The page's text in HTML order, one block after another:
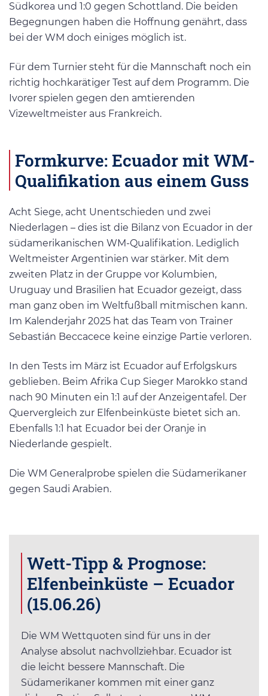
Südkorea und 1:0 gegen Schottland. Die beiden
Begegnungen haben die Hoffnung genährt, dass
bei der WM doch einiges möglich ist.
Für dem Turnier steht für die Mannschaft noch ein
richtig hochkarätiger Test auf dem Programm. Die
Ivorer spielen gegen den amtierenden
Vizeweltmeister aus Frankreich.
Formkurve: Ecuador mit WM-
Qualifikation aus einem Guss
Acht Siege, acht Unentschieden und zwei
Niederlagen – dies ist die Bilanz von Ecuador in der
südamerikanischen WM-Qualifikation. Lediglich
Weltmeister Argentinien war stärker. Mit dem
zweiten Platz in der Gruppe vor Kolumbien,
Uruguay und Brasilien hat Ecuador gezeigt, dass
man ganz oben im Weltfußball mitmischen kann.
Im Kalenderjahr 2025 hat das Team von Trainer
Sebastián Beccacece keine einzige Partie verloren.
In den Tests im März ist Ecuador auf Erfolgskurs
geblieben. Beim Afrika Cup Sieger Marokko stand
nach 90 Minuten ein 1:1 auf der Anzeigentafel. Der
Quervergleich zur Elfenbeinküste bietet sich an.
Ebenfalls 1:1 hat Ecuador bei der Oranje in
Niederlande gespielt.
Die WM Generalprobe spielen die Südamerikaner
gegen Saudi Arabien.
Wett-Tipp & Prognose:
Elfenbeinküste – Ecuador
(15.06.26)
Die WM Wettquoten sind für uns in der
Analyse absolut nachvollziehbar. Ecuador ist
die leicht bessere Mannschaft. Die
Südamerikaner kommen mit einer ganz